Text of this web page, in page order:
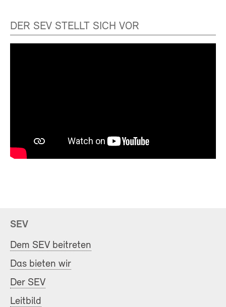
DER SEV STELLT SICH VOR
SEV
Dem SEV beitreten
Das bieten wir
Der SEV
Leitbild